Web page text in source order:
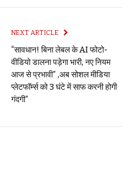
NEXT ARTICLE
“सावधान! बिना लेबल के AI फोटो-
वीडियो डालना पड़ेगा भारी, नए नियम
आज से प्रभावी” ,अब सोशल मीडिया
प्लेटफॉर्म्स को 3 घंटे में साफ करनी होगी
गंदगी”